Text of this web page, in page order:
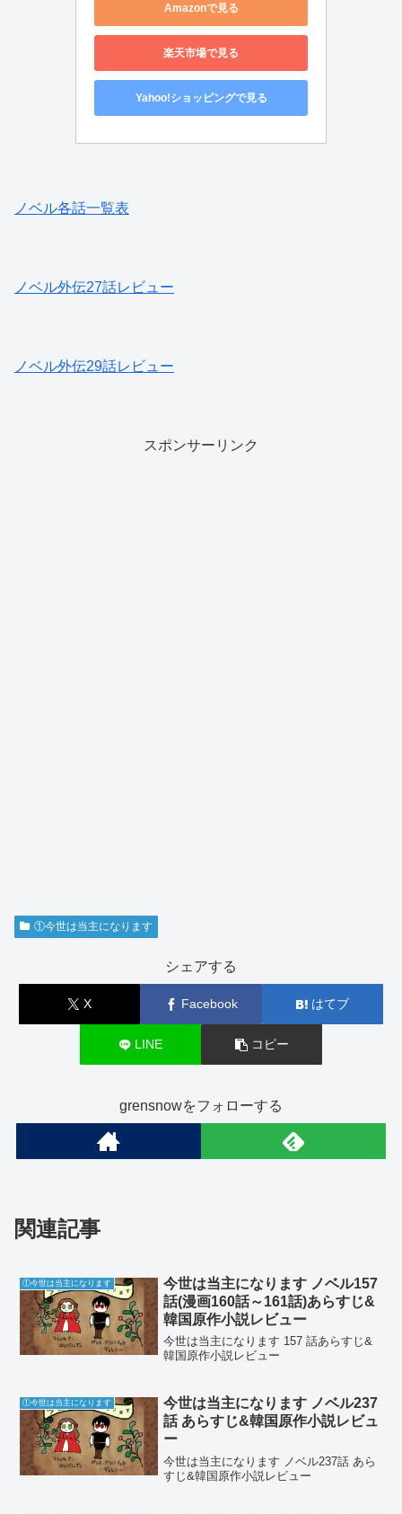
Amazonで見る
楽天市場で見る
Yahoo!ショッピングで見る
ノベル各話一覧表
ノベル外伝27話レビュー
ノベル外伝29話レビュー
スポンサーリンク
①今世は当主になります
シェアする
X Facebook はてブ
LINE コピー
grensnowをフォローする
関連記事
①今世は当主になります
今世は当主になります ノベル157
話(漫画160話～161話)あらすじ&
韓国原作小説レビュー
今世は当主になります 157 話あらすじ&
韓国原作小説レビュー
①今世は当主になります
今世は当主になります ノベル237
話 あらすじ&韓国原作小説レビュ
ー
今世は当主になります ノベル237話 あら
すじ&韓国原作小説レビュー